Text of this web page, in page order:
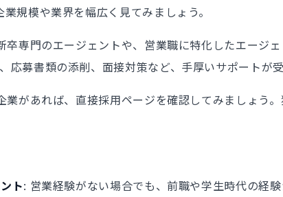
規模や業界を幅広く見てみましょう。
卒専門のエージェントや、営業職に特化したエージ
応募書類の添削、面接対策など、手厚いサポートが
業があれば、直接採用ページを確認してみましょう
ト: 営業経験がない場合でも、前職や学生時代の経